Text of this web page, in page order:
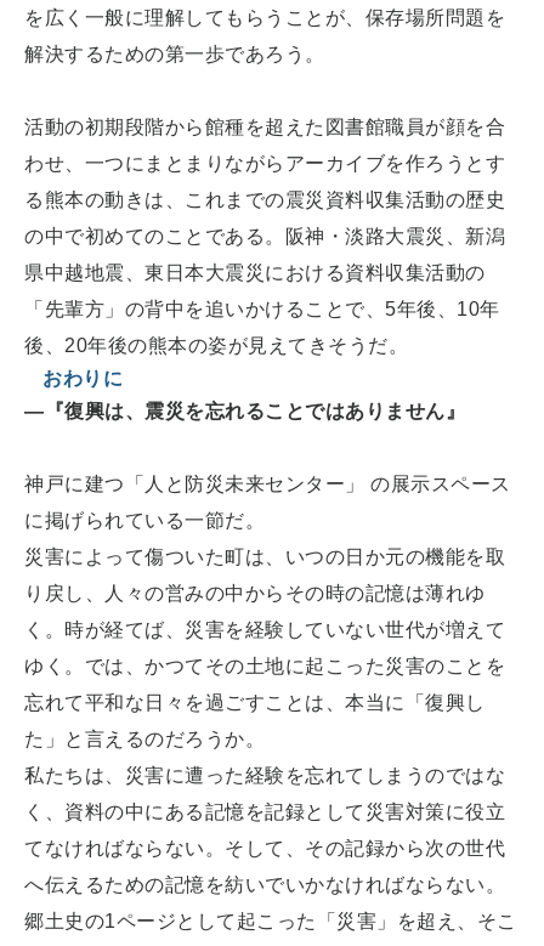
を広く一般に理解してもらうことが、保存場所問題を
解決するための第一歩であろう。
活動の初期段階から館種を超えた図書館職員が顔を合
わせ、一つにまとまりながらアーカイブを作ろうとす
る熊本の動きは、これまでの震災資料収集活動の歴史
の中で初めてのことである。阪神・淡路大震災、新潟
県中越地震、東日本大震災における資料収集活動の
「先輩方」の背中を追いかけることで、5年後、10年
後、20年後の熊本の姿が見えてきそうだ。
おわりに
―『復興は、震災を忘れることではありません』
神戸に建つ「人と防災未来センター」 の展示スペース
に掲げられている一節だ。
災害によって傷ついた町は、いつの日か元の機能を取
り戻し、人々の営みの中からその時の記憶は薄れゆ
く。時が経てば、災害を経験していない世代が増えて
ゆく。では、かつてその土地に起こった災害のことを
忘れて平和な日々を過ごすことは、本当に「復興し
た」と言えるのだろうか。
私たちは、災害に遭った経験を忘れてしまうのではな
く、資料の中にある記憶を記録として災害対策に役立
てなければならない。そして、その記録から次の世代
へ伝えるための記憶を紡いでいかなければならない。
郷土史の1ページとして起こった「災害」を超え、そこ